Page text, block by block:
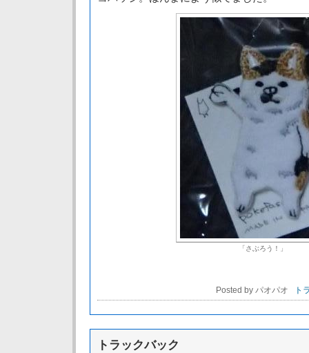
「さぶろう！」
Posted by パオパオ ト
トラックバック